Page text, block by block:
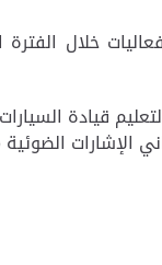
خلال الفترة
قيادة
الإشارات